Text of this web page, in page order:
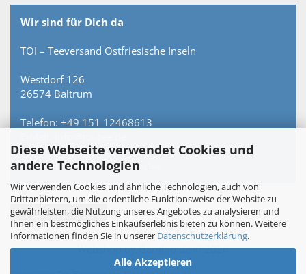
Diese Webseite verwendet Cookies und
andere Technologien
Wir verwenden Cookies und ähnliche Technologien, auch von
Drittanbietern, um die ordentliche Funktionsweise der Website zu
gewährleisten, die Nutzung unseres Angebotes zu analysieren und
Ihnen ein bestmögliches Einkaufserlebnis bieten zu können. Weitere
Informationen finden Sie in unserer Datenschutzerklärung.
Alle Akzeptieren
Wir sind für Dich da
TOI – Teeversand Ostfriesische Inseln
Westdorf 126
26574 Baltrum
Telefon: +49 151 12468613
Persönlich erreichbar – keine Hotline.
Vertrag widerrufen
Webshopby Gambio.de © 2026